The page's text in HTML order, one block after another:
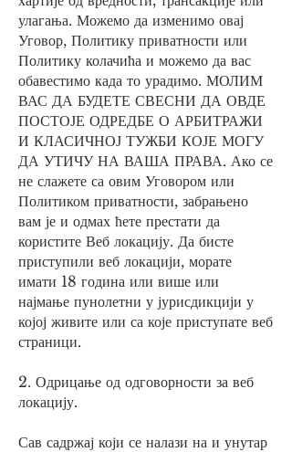
улагања. Можемо да изменимо овај
Уговор, Политику приватности или
Политику колачића и можемо да вас
обавестимо када то урадимо. МОЛИМ
ВАС ДА БУДЕТЕ СВЕСНИ ДА ОВДЕ
ПОСТОЈЕ ОДРЕДБЕ О АРБИТРАЖИ
И КЛАСИЧНОЈ ТУЖБИ КОЈЕ МОГУ
ДА УТИЧУ НА ВАША ПРАВА. Ако се
не слажете са овим Уговором или
Политиком приватности, забрањено
вам је и одмах ћете престати да
користите Веб локацију. Да бисте
приступили веб локацији, морате
имати 18 година или више или
најмање пунолетни у јурисдикцији у
којој живите или са које приступате веб
страници.
2. Одрицање од одговорности за веб
локацију.
Сав садржај који се налази на и унутар